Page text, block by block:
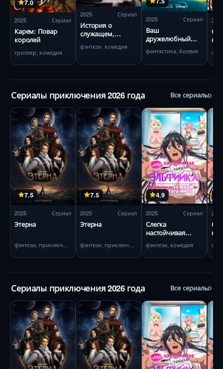
7.0
2025 Сериал
Карем: Повар
королей
триллер, комедия
2025 Сериал
История о
служащем,
одним из четырёх
когда отправился
фэнтези, комедия
2025 Сериал
Ваш
дружелюбный
паук
фантастика, боевик
2025
Сериалы приключения 2026 года Все сериалы
7.5
2025 Сериал
Этерна
7.5
2025 Сериал
Этерна
4.9
2025 Сериал
Слегка
настойчивая
последовала за
мной из другого
фэнтези, комедия
2025
Сериалы приключения 2026 года Все сериалы